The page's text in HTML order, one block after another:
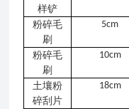
样铲
粉碎毛
刷
5cm
粉碎毛
刷
10cm
土壤粉
碎刮片
18cm